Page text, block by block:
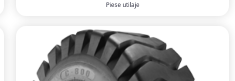
Piese utilaje